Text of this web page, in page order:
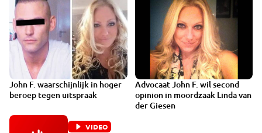
John F. waarschijnlijk in hoger
beroep tegen uitspraak
Advocaat John F. wil second
opinion in moordzaak Linda van
der Giesen
VIDEO